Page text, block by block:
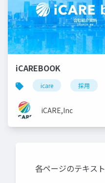
iCAREBOOK
icare 採用
iCARE,Inc
各ページのテキスト